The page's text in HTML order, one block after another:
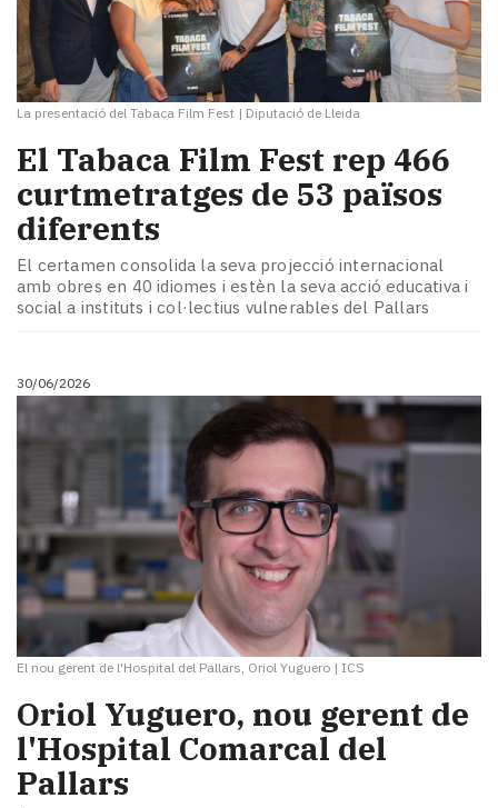
La presentació del Tabaca Film Fest | Diputació de Lleida
El Tabaca Film Fest rep 466
curtmetratges de 53 països
diferents
El certamen consolida la seva projecció internacional
amb obres en 40 idiomes i estèn la seva acció educativa i
social a instituts i col·lectius vulnerables del Pallars
30/06/2026
El nou gerent de l'Hospital del Pallars, Oriol Yuguero | ICS
​Oriol Yuguero, nou gerent de
l'Hospital Comarcal del
Pallars